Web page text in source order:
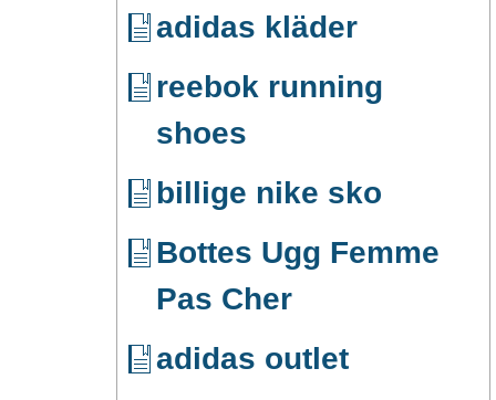
adidas kläder
reebok running
shoes
billige nike sko
Bottes Ugg Femme
Pas Cher
adidas outlet